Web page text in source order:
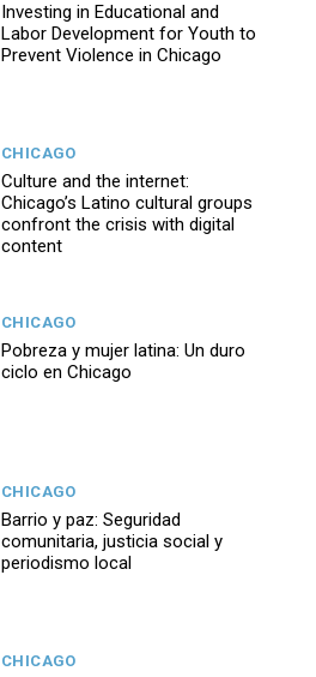
Investing in Educational and
Labor Development for Youth to
Prevent Violence in Chicago
CHICAGO
Culture and the internet:
Chicago’s Latino cultural groups
confront the crisis with digital
content
CHICAGO
Pobreza y mujer latina: Un duro
ciclo en Chicago
CHICAGO
Barrio y paz: Seguridad
comunitaria, justicia social y
periodismo local
CHICAGO